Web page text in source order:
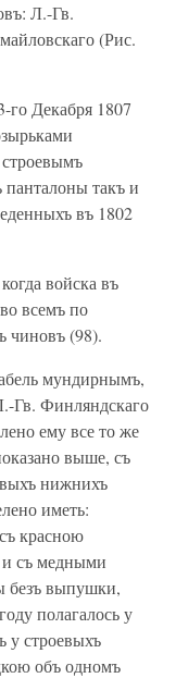
Л.-Гв.
(Рис.
го Декабря 1807
такъ и
въ 1802
войска въ
всемъ по
чиновъ (98).
мундирнымъ,
Гв. Финляндскаго
ему все то же
выше, съ
нижнихъ
иметь:
красною
съ медными
безъ выпушки,
полагалось у
у строевыхъ
объ одномъ